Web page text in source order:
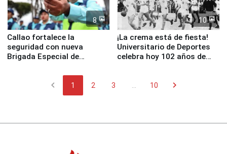
8
Callao fortalece la
seguridad con nueva
Brigada Especial de
equipamiento para
10
¡La crema está de fiesta!
Universitario de Deportes
celebra hoy 102 años de
chevron_left 1 2 3 10 chevron_right